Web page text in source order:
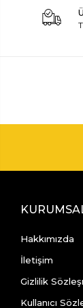
Hakkımızda
İletişim
Gizlilik
Kullanıcı